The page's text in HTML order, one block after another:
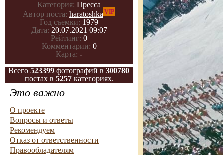
Категория: Пресса
Автор поста: haratoshka VIP
Год съемки: 1979
Дата: 20.07.2021 09:07
Рейтинг: 0
Комментарии: 0
Карта: -
Всего 523399 фотографий в 300780
постах в 5257категориях.
Это важно
О проекте
Вопросы и ответы
Рекомендуем
Отказ от ответственности
Правообладателям